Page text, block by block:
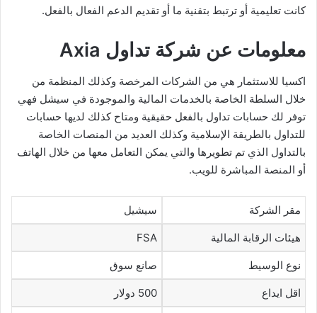
كانت تعليمية أو ترتبط بتقنية ما أو تقديم الدعم الفعال بالفعل.
معلومات عن شركة تداول Axia
اكسيا للاستثمار هي من الشركات المرخصة وكذلك المنظمة من
خلال السلطة الخاصة بالخدمات المالية والموجودة في سيشل فهي
توفر لك حسابات تداول بالفعل حقيقية ومتاح كذلك لديها حسابات
للتداول بالطريقة الإسلامية وكذلك العديد من المنصات الخاصة
بالتداول الذي تم تطويرها والتي يمكن التعامل معها من خلال الهاتف
أو المنصة المباشرة للويب.
مقر الشركة سيشيل
هيئات الرقابة المالية FSA
نوع الوسيط صانع سوق
اقل ايداع 500 دولار